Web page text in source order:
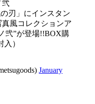
の刃」にインスタン
風コレクションア
弐”が登場!!BOX購
）
January